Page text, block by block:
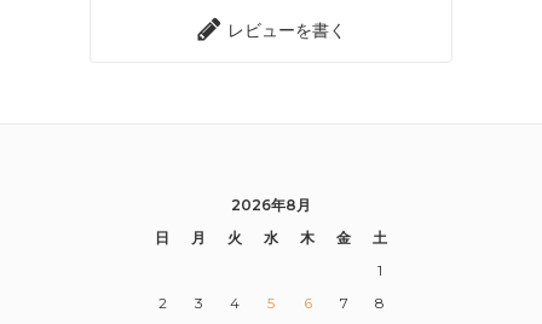
レビューを書く
2026年8月
日
月 火 水 木 金
土
1
2
3 4 5 6 7
8